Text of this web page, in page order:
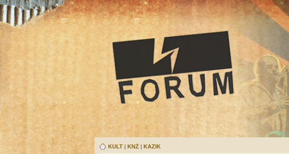
KULT | KNŻ | KAZIK